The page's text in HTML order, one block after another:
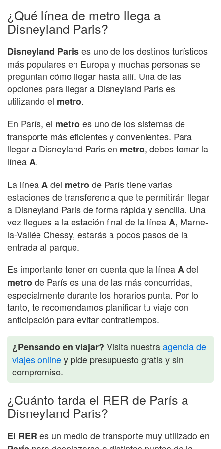
¿Qué línea de metro llega a
Disneyland Paris?
Disneyland Parises uno de los destinos turísticos
más populares en Europa y muchas personas se
preguntan cómo llegar hasta allí. Una de las
opciones para llegar a Disneyland Paris es
utilizando el metro.
En París, el metroes uno de los sistemas de
transporte más eficientes y convenientes. Para
llegar a Disneyland Paris en metro, debes tomar la
líneaA.
La líneaAdel metrode París tiene varias
estaciones de transferencia que te permitirán llegar
a Disneyland Paris de forma rápida y sencilla. Una
vez llegues a la estación final de la líneaA, Marne-
la-Vallée Chessy, estarás a pocos pasos de la
entrada al parque.
Es importante tener en cuenta que la líneaAdel
metrode París es una de las más concurridas,
especialmente durante los horarios punta. Por lo
tanto, te recomendamos planificar tu viaje con
anticipación para evitar contratiempos.
¿Pensando en viajar? Visita nuestraagencia de
viajes onliney pide presupuesto gratis y sin
compromiso.
¿Cuánto tarda el RER de París a
Disneyland Paris?
El RER es un medio de transporte muy utilizado en